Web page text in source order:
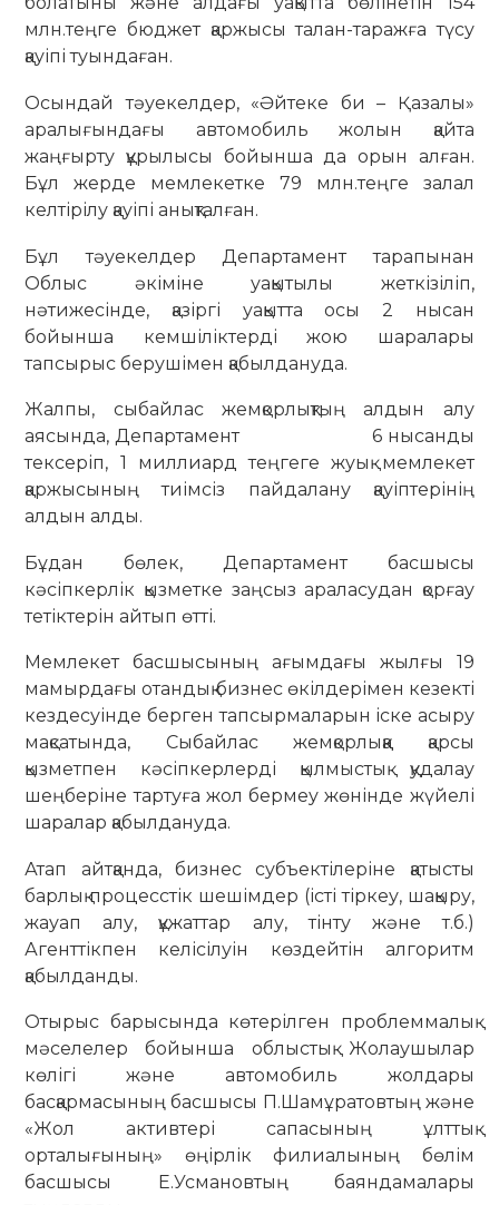
млн.теңге бюджет қаржысы талан-таражға түсу
қауіпі туындаған.
Осындай тәуекелдер, «Әйтеке би – Қазалы»
аралығындағы автомобиль жолын қайта
жаңғырту құрылысы бойынша да орын алған.
Бұл жерде мемлекетке 79 млн.теңге залал
келтірілу қауіпі анықталған.
Бұл тәуекелдер Департамент тарапынан
Облыс әкіміне уақытылы жеткізіліп,
нәтижесінде, қазіргі уақытта осы 2 нысан
бойынша кемшіліктерді жою шаралары
тапсырыс берушімен қабылдануда.
Жалпы, сыбайлас жемқорлықтың алдын алу
аясында, Департамент 6 нысанды
тексеріп, 1 миллиард теңгеге жуық мемлекет
қаржысының тиімсіз пайдалану қауіптерінің
алдын алды.
Бұдан бөлек, Департамент басшысы
кәсіпкерлік қызметке заңсыз араласудан қорғау
тетіктерін айтып өтті.
Мемлекет басшысының ағымдағы жылғы 19
мамырдағы отандық бизнес өкілдерімен кезекті
кездесуінде берген тапсырмаларын іске асыру
мақсатында, Сыбайлас жемқорлыққа қарсы
қызметпен кәсіпкерлерді қылмыстық қудалау
шеңберіне тартуға жол бермеу жөнінде жүйелі
шаралар қабылдануда.
Атап айтқанда, бизнес субъектілеріне қатысты
барлық процесстік шешімдер (істі тіркеу, шақыру,
жауап алу, құжаттар алу, тінту және т.б.)
Агенттікпен келісілуін көздейтін алгоритм
қабылданды.
Отырыс барысында көтерілген проблеммалық
мәселелер бойынша облыстық Жолаушылар
көлігі және автомобиль жолдары
басқармасының басшысы П.Шамұратовтың және
«Жол активтері сапасының ұлттық
орталығының» өңірлік филиалының бөлім
басшысы Е.Усмановтың баяндамалары